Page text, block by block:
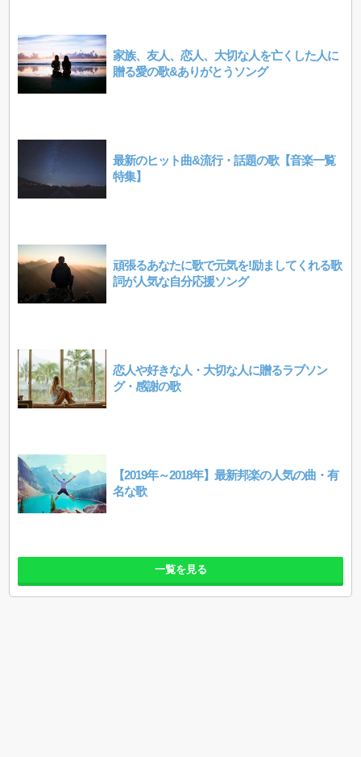
家族、友人、恋人、大切な人を亡くした人に
贈る愛の歌&ありがとうソング
最新のヒット曲&流行・話題の歌【音楽一覧
特集】
頑張るあなたに歌で元気を!励ましてくれる歌
詞が人気な自分応援ソング
恋人や好きな人・大切な人に贈るラブソン
グ・感謝の歌
【2019年～2018年】最新邦楽の人気の曲・有
名な歌
一覧を見る